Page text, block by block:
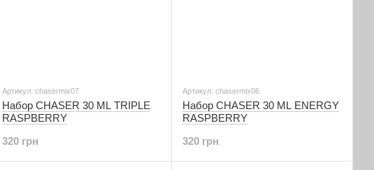
Артикул: chasermix07
Набор CHASER 30 ML TRIPLE
RASPBERRY
320 грн
Артикул: chasermix06
Набор CHASER 30 ML ENERGY
RASPBERRY
320 грн